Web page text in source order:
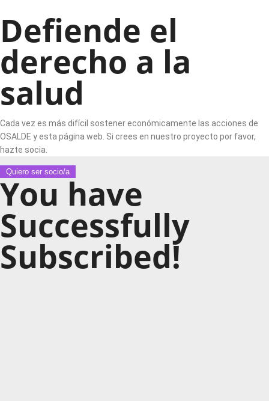
Defiende el
derecho a la
salud
Cada vez es más difícil sostener económicamente las acciones de
OSALDE y esta página web. Si crees en nuestro proyecto por favor,
hazte socia.
Quiero ser socio/a
You have
Successfully
Subscribed!